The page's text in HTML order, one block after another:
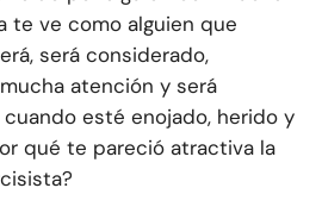
te ve como alguien que
será considerado,
atención y será
esté enojado, herido y
qué te pareció atractiva la